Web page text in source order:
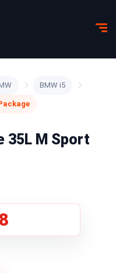
BMW i5
35L M Sport